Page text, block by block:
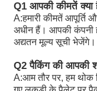
R902106321
R902198594
R902220946
Q1 आपकी कीमतें क्या
A:हमारी कीमतें आपूर्ति
अधीन हैं। आपकी कंपनी
अद्यतन मूल्य सूची भेजेंगे।
Q2 पैकिंग की आपकी
A:आम तौर पर, हम थोक